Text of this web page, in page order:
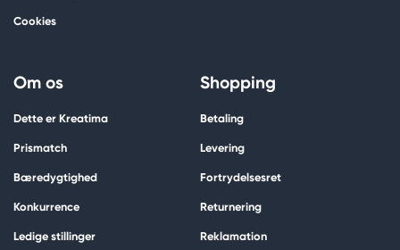
Cookies
Om os
Dette er Kreatima
Prismatch
Bæredygtighed
Konkurrence
Ledige stillinger
Shopping
Betaling
Levering
Fortrydelsesret
Returnering
Reklamation